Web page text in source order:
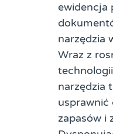
ewidencja
narzędzia
Wraz z
narzędzia
usprawnić
zapasów i